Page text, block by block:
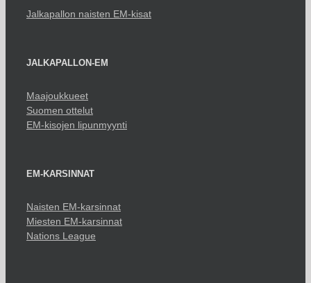
Jalkapallon naisten EM-kisat
JALKAPALLON-EM
Maajoukkueet
Suomen ottelut
EM-kisojen lipunmyynti
EM-KARSINNAT
Naisten EM-karsinnat
Miesten EM-karsinnat
Nations League